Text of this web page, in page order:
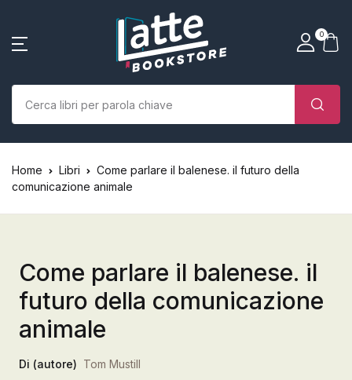
0
SHOP BY CATEGORY
Libri
Autori
Bambini
L’Edicola & eventi
Vicino
Account
Nome utente o email *
Parola d'ordine *
Vicino
La tua borsa della spesa
(0)
Home Libri
Come parlare il balenese. il futuro della
comunicazione animale
Come parlare il balenese. il
futuro della comunicazione
animale
Di (autore) Tom Mustill